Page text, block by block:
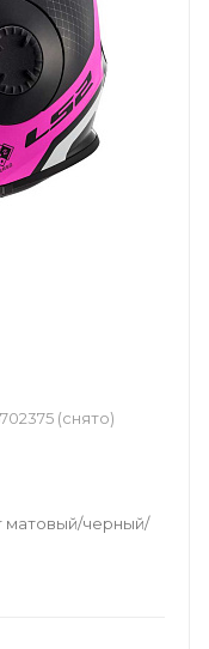
(снято)
матовый/черный/